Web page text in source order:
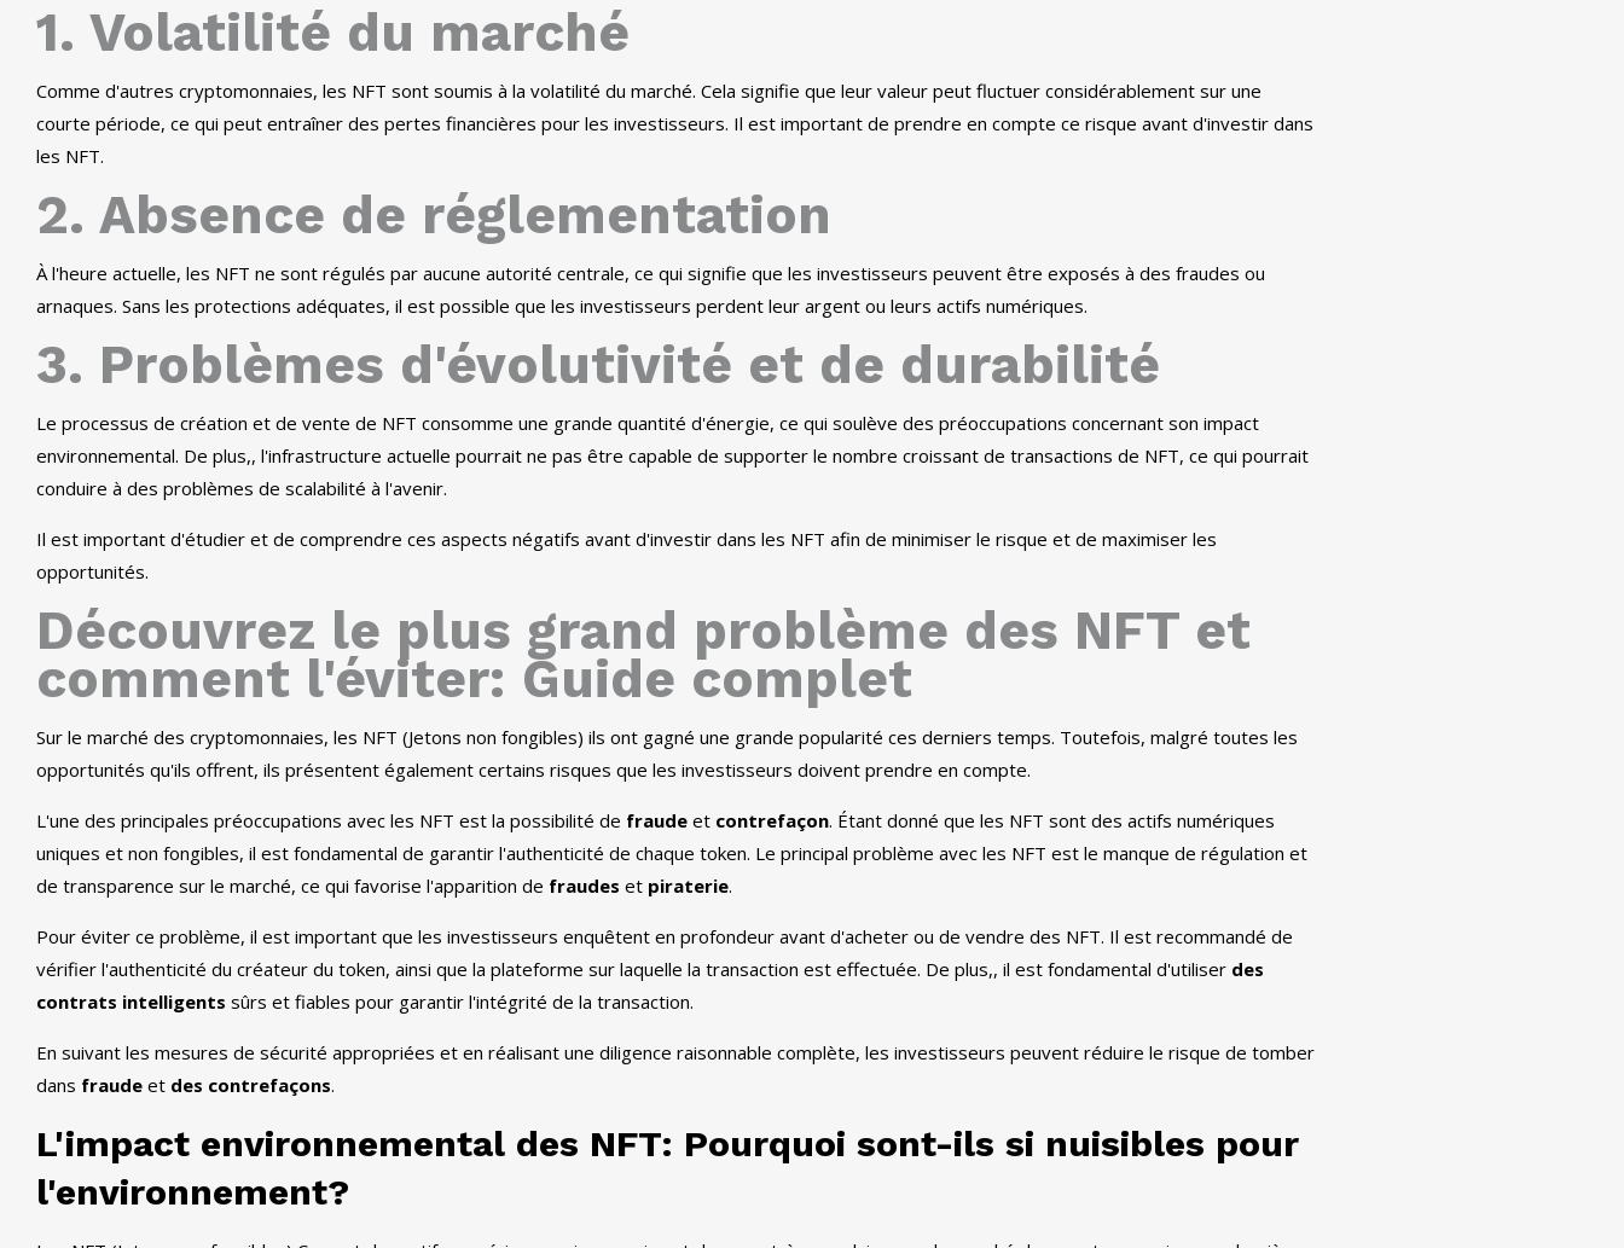
1. Volatilité du marché
Comme d'autres cryptomonnaies, les NFT sont soumis à la volatilité du marché. Cela signifie que leur valeur peut fluctuer considérablement sur une
courte période, ce qui peut entraîner des pertes financières pour les investisseurs. Il est important de prendre en compte ce risque avant d'investir dans
les NFT.
2. Absence de réglementation
À l'heure actuelle, les NFT ne sont régulés par aucune autorité centrale, ce qui signifie que les investisseurs peuvent être exposés à des fraudes ou
arnaques. Sans les protections adéquates, il est possible que les investisseurs perdent leur argent ou leurs actifs numériques.
3. Problèmes d'évolutivité et de durabilité
Le processus de création et de vente de NFT consomme une grande quantité d'énergie, ce qui soulève des préoccupations concernant son impact
environnemental. De plus,, l'infrastructure actuelle pourrait ne pas être capable de supporter le nombre croissant de transactions de NFT, ce qui pourrait
conduire à des problèmes de scalabilité à l'avenir.
Il est important d'étudier et de comprendre ces aspects négatifs avant d'investir dans les NFT afin de minimiser le risque et de maximiser les
opportunités.
Découvrez le plus grand problème des NFT et
comment l'éviter: Guide complet
Sur le marché des cryptomonnaies, les NFT (Jetons non fongibles) ils ont gagné une grande popularité ces derniers temps. Toutefois, malgré toutes les
opportunités qu'ils offrent, ils présentent également certains risques que les investisseurs doivent prendre en compte.
L'une des principales préoccupations avec les NFT est la possibilité de fraude et contrefaçon. Étant donné que les NFT sont des actifs numériques
uniques et non fongibles, il est fondamental de garantir l'authenticité de chaque token. Le principal problème avec les NFT est le manque de régulation et
de transparence sur le marché, ce qui favorise l'apparition de fraudes et piraterie.
Pour éviter ce problème, il est important que les investisseurs enquêtent en profondeur avant d'acheter ou de vendre des NFT. Il est recommandé de
vérifier l'authenticité du créateur du token, ainsi que la plateforme sur laquelle la transaction est effectuée. De plus,, il est fondamental d'utiliser des
contrats intelligents sûrs et fiables pour garantir l'intégrité de la transaction.
En suivant les mesures de sécurité appropriées et en réalisant une diligence raisonnable complète, les investisseurs peuvent réduire le risque de tomber
dans fraude et des contrefaçons.
L'impact environnemental des NFT: Pourquoi sont-ils si nuisibles pour
l'environnement?